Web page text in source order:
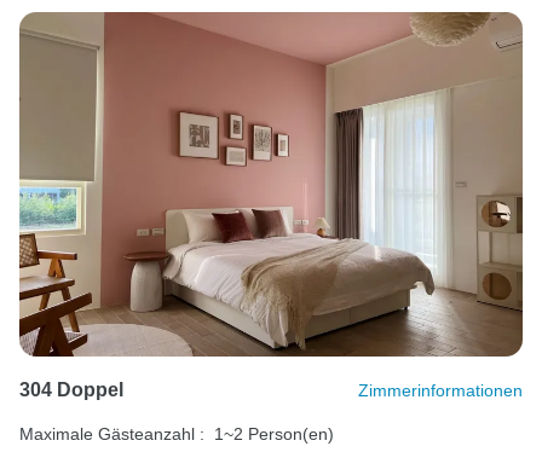
304 Doppel Zimmerinformationen
Maximale Gästeanzahl :
1~2 Person(en)